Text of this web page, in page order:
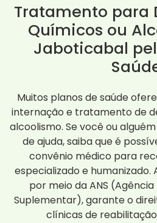
Tratamento para
Químicos ou
Jaboticabal
Muitos planos de saúde
internação e tratamento de
alcoolismo. Se você ou
de ajuda, saiba que é
convênio médico para
especializado e humanizado.
por meio da ANS
Suplementar), garante o
clínicas de